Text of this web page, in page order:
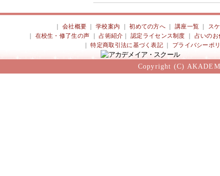
会社概要 ｜学校案内 ｜初めての方へ 講座一覧
ス
在校生・修了生の声 ｜占術紹介 ｜認定ライセンス制度
占いのお
｜特定商取引法に基づく表記 プライバシーポ
Copyright (C)